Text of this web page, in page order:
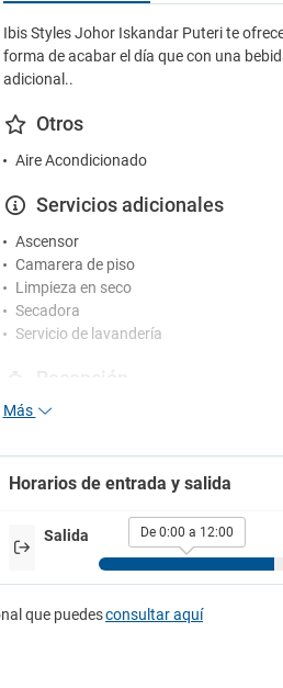
Ibis Styles Johor Iskandar Puteri te
forma de acabar el día que con una
adicional..
Otros
Aire Acondicionado
Servicios adicionales
Ascensor
Camarera de piso
Limpieza en seco
Secadora
Servicio de lavandería
Recepción 24 horas
Parking
Parking cercano
Fumadores
Detector de humo
Más
Horarios de entrada y salida
Salida De 0:00 a 12:00
que puedesconsultar aquí